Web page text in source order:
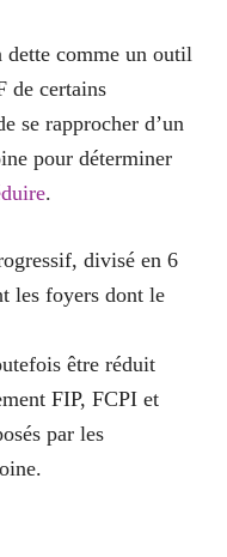
comme un outil
de certains
se rapprocher d’un
pour déterminer
.
divisé en 6
les foyers dont le
être réduit
FIP, FCPI et
par les